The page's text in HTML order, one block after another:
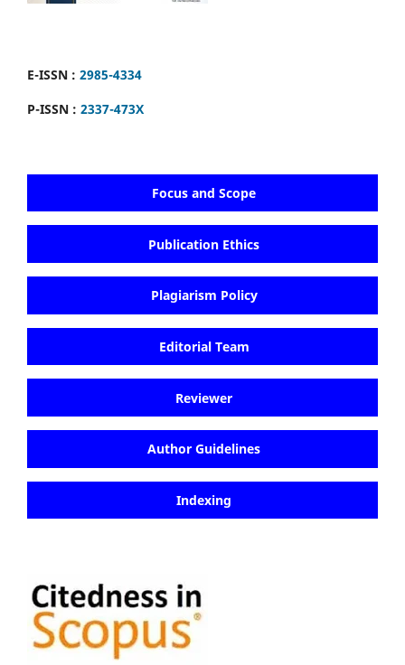
E-ISSN : 2985-4334
P-ISSN : 2337-473X
Focus and Scope
Publication Ethics
Plagiarism Policy
Editorial Team
Reviewer
Author Guidelines
Indexing